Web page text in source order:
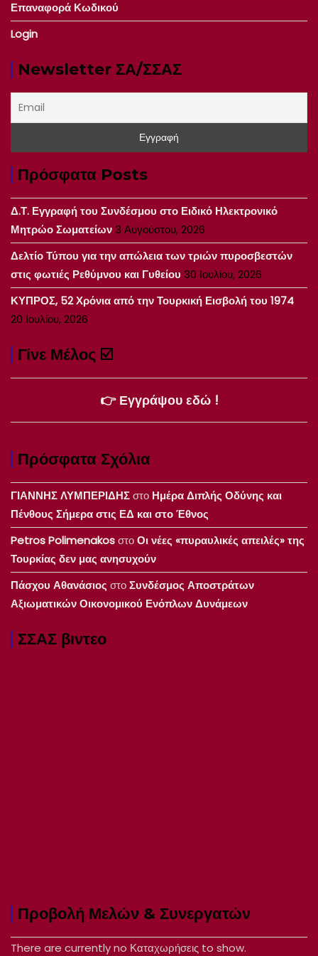
Επαναφορά Κωδικού
Login
Newsletter ΣΑ/ΣΣΑΣ
Πρόσφατα Posts
Δ.Τ. Εγγραφή του Συνδέσμου στο Ειδικό Ηλεκτρονικό
Μητρώο Σωματείων3 Αυγούστου, 2026
Δελτίο Τύπου για την απώλεια των τριών πυροσβεστών
στις φωτιές Ρεθύμνου και Γυθείου 30 Ιουλίου, 2026
ΚΥΠΡΟΣ, 52 Χρόνια από την Τουρκική Εισβολή του 1974
20 Ιουλίου, 2026
Γίνε Μέλος ☑️
👉 Εγγράψου εδώ !
Πρόσφατα Σχόλια
ΓΙΑΝΝΗΣ ΛΥΜΠΕΡΙΔΗΣστο Ημέρα Διπλής Οδύνης και
Πένθους Σήμερα στις ΕΔ και στο Έθνος
Petros PolimenakosστοΟι νέες «πυραυλικές απειλές» της
Τουρκίας δεν μας ανησυχούν
Πάσχου ΑθανάσιοςστοΣυνδέσμος Αποστράτων
Αξιωματικών Οικονομικού Ενόπλων Δυνάμεων
ΣΣΑΣ βιντεο
Προβολή Μελών & Συνεργατών
There are currently no Καταχωρήσεις to show.